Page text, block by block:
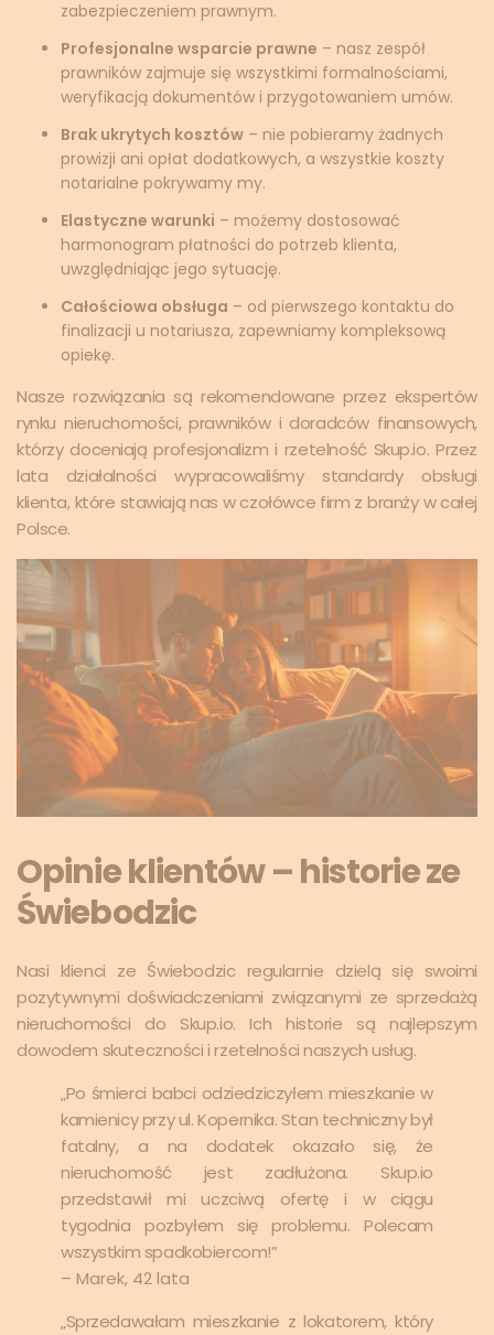
zabezpieczeniem prawnym.
Profesjonalne wsparcie prawne – nasz zespół
prawników zajmuje się wszystkimi formalnościami,
weryfikacją dokumentów i przygotowaniem umów.
Brak ukrytych kosztów – nie pobieramy żadnych
prowizji ani opłat dodatkowych, a wszystkie koszty
notarialne pokrywamy my.
Elastyczne warunki – możemy dostosować
harmonogram płatności do potrzeb klienta,
uwzględniając jego sytuację.
Całościowa obsługa – od pierwszego kontaktu do
finalizacji u notariusza, zapewniamy kompleksową
opiekę.
Nasze rozwiązania są rekomendowane przez ekspertów
rynku nieruchomości, prawników i doradców finansowych,
którzy doceniają profesjonalizm i rzetelność Skup.io. Przez
lata działalności wypracowaliśmy standardy obsługi
klienta, które stawiają nas w czołówce firm z branży w całej
Polsce.
Opinie klientów – historie ze
Świebodzic
Nasi klienci ze Świebodzic regularnie dzielą się swoimi
pozytywnymi doświadczeniami związanymi ze sprzedażą
nieruchomości do Skup.io. Ich historie są najlepszym
dowodem skuteczności i rzetelności naszych usług.
„Po śmierci babci odziedziczyłem mieszkanie w
kamienicy przy ul. Kopernika. Stan techniczny był
fatalny, a na dodatek okazało się, że
nieruchomość jest zadłużona. Skup.io
przedstawił mi uczciwą ofertę i w ciągu
tygodnia pozbyłem się problemu. Polecam
wszystkim spadkobiercom!”
– Marek, 42 lata
„Sprzedawałam mieszkanie z lokatorem, który